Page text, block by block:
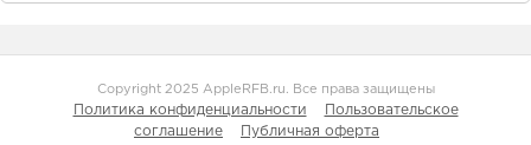
Copyright 2025 AppleRFB.ru. Все права защищены
Политика конфиденциальности
Пользовательское
соглашение
Публичная оферта